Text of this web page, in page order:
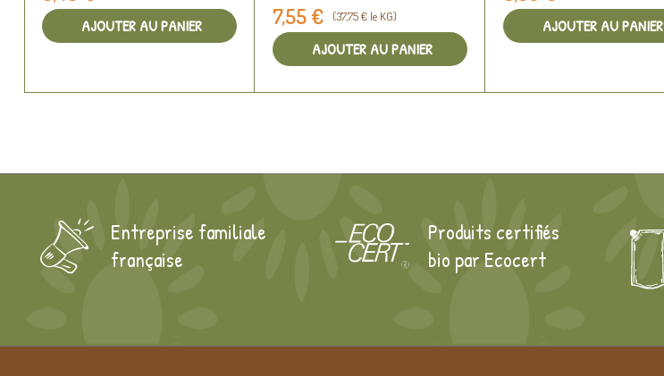
AJOUTER AU PANIER 7,55 € (37,75 € le KG)
AJOUTER AU PANIER
AJOUTER AU PANIER
Entreprise familiale
française
Produits certifiés
bio par Ecocert